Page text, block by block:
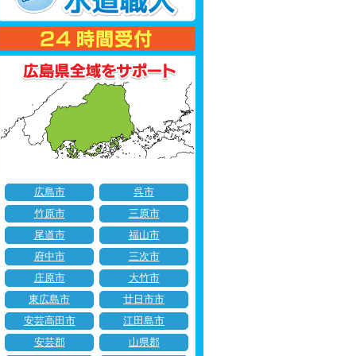
広島市
呉市
竹原市
三原市
尾道市
福山市
府中市
三次市
庄原市
大竹市
東広島市
廿日市市
安芸高田市
江田島市
安芸郡
山県郡